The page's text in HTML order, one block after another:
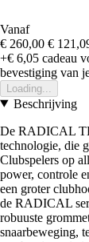
Vanaf
€ 260,00 €
+€ 6,05 cadeau
bevestiging van
Loading...
Beschrijving
De RADICAL
technologie, die
Clubspelers op
power, controle
een groter
de RADICAL
robuuste
snaarbeweging,